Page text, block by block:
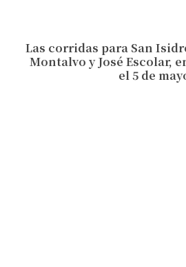
Las corridas para San
Montalvo y José Escolar,
el 5 de